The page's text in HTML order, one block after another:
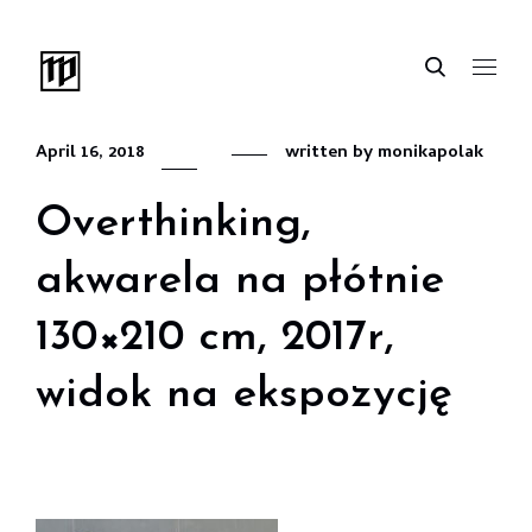
Overthinking,
akwarela na płótnie
130×210 cm, 2017r,
widok na ekspozycję
April 16, 2018 written by monikapolak